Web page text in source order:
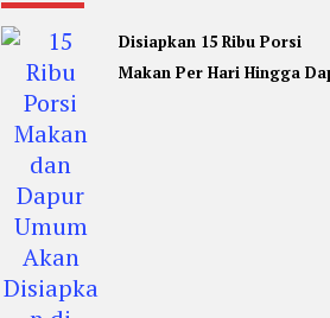
Disiapkan 15 Ribu Porsi
Makan Per Hari Hingga